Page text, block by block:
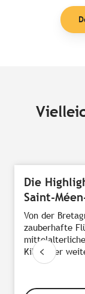
Die
Saint-
Von der
zauberhafte
Kilometer